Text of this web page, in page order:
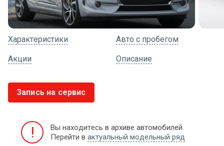
Характеристики
Акции
Авто с пробегом
Описание
Запись на сервис
!
Вы находитесь в архиве автомобилей.
Перейти в актуальный модельный ряд